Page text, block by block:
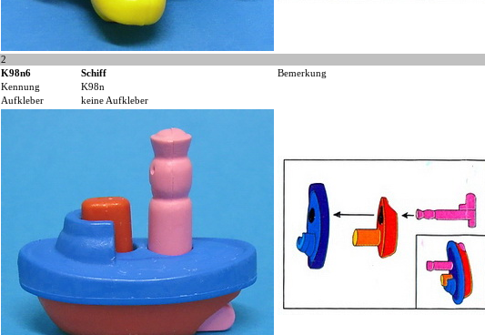
2
K98n6
Schiff
Bemerkung
Kennung
K98n
Aufkleber
keine Aufkleber